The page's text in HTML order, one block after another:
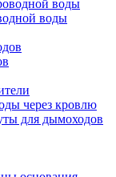
воды
через кровлю
для дымоходов